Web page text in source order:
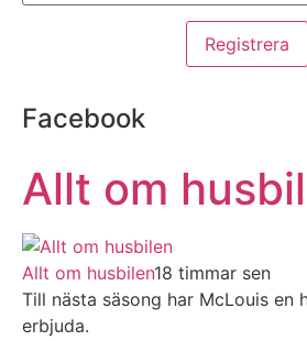
Facebook
Allt om
Allt om husbilen18 timmar sen
Till nästa säsong har McLouis en
erbjuda.